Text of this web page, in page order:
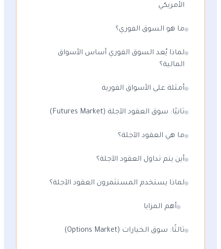
الأمريكي
ما هو السوق الفوري؟
لماذا يُعد السوق الفوري أساس الأسواق
المالية؟
أمثلة على الأسواق الفورية
ثانيًا: سوق العقود الآجلة (Futures Market)
ما هي العقود الآجلة؟
أين يتم تداول العقود الآجلة؟
لماذا يستخدم المستثمرون العقود الآجلة؟
أهم المزايا
ثالثًا: سوق الخيارات (Options Market)